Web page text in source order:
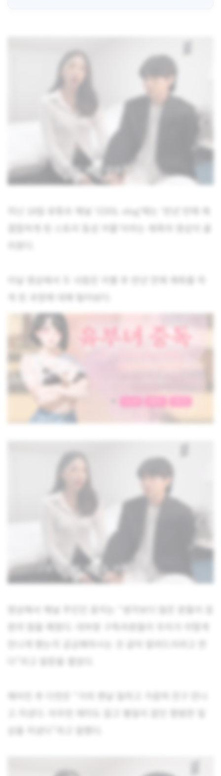
지난 18일 유튜브 채널 ‘COOL vlog’에는 ‘반년 만에 재
결합하게 된 스토리 동성 커플’이라는 제목의 영상이 올
이날 영상에서 두 사람은 이별 후 반년 만에 재회를 하
게 된 과정에 대해 털어놨다.
영상에서 채널 주인인 윤지는 “생각보다 많은 분들이 응
원의 말을 해줬다. 대부분 구독자분들이 우리가 어떻게
만나게 됐는지 궁금해하시는 것 같아 알려드리려고 한
다”라고 말문을 열었다.
헤어진 후 다연은 “거의 맨날 일하고 가끔씩 친구 만나
고 지냈다. 아무런 재미도 없고 별일이 없던 평범한 일
상을 지냈다”라고 말했다.